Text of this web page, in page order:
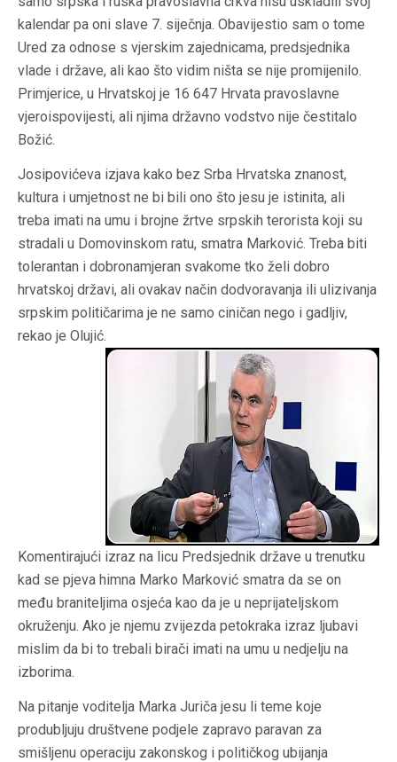
kalendar pa oni slave 7. siječnja. Obavijestio sam o tome
Ured za odnose s vjerskim zajednicama, predsjednika
vlade i države, ali kao što vidim ništa se nije promijenilo.
Primjerice, u Hrvatskoj je 16 647 Hrvata pravoslavne
vjeroispovijesti, ali njima državno vodstvo nije čestitalo
Božić.
Josipovićeva izjava kako bez Srba Hrvatska znanost,
kultura i umjetnost ne bi bili ono što jesu je istinita, ali
treba imati na umu i brojne žrtve srpskih terorista koji su
stradali u Domovinskom ratu, smatra Marković. Treba biti
tolerantan i dobronamjeran svakome tko želi dobro
hrvatskoj državi, ali ovakav način dodvoravanja ili ulizivanja
srpskim političarima je ne samo ciničan nego i gadljiv,
rekao je Olujić.
Komentirajući izraz na licu Predsjednik države u trenutku
kad se pjeva himna Marko Marković smatra da se on
među braniteljima osjeća kao da je u neprijateljskom
okruženju. Ako je njemu zvijezda petokraka izraz ljubavi
mislim da bi to trebali birači imati na umu u nedjelju na
izborima.
Na pitanje voditelja Marka Juriča jesu li teme koje
produbljuju društvene podjele zapravo paravan za
smišljenu operaciju zakonskog i političkog ubijanja